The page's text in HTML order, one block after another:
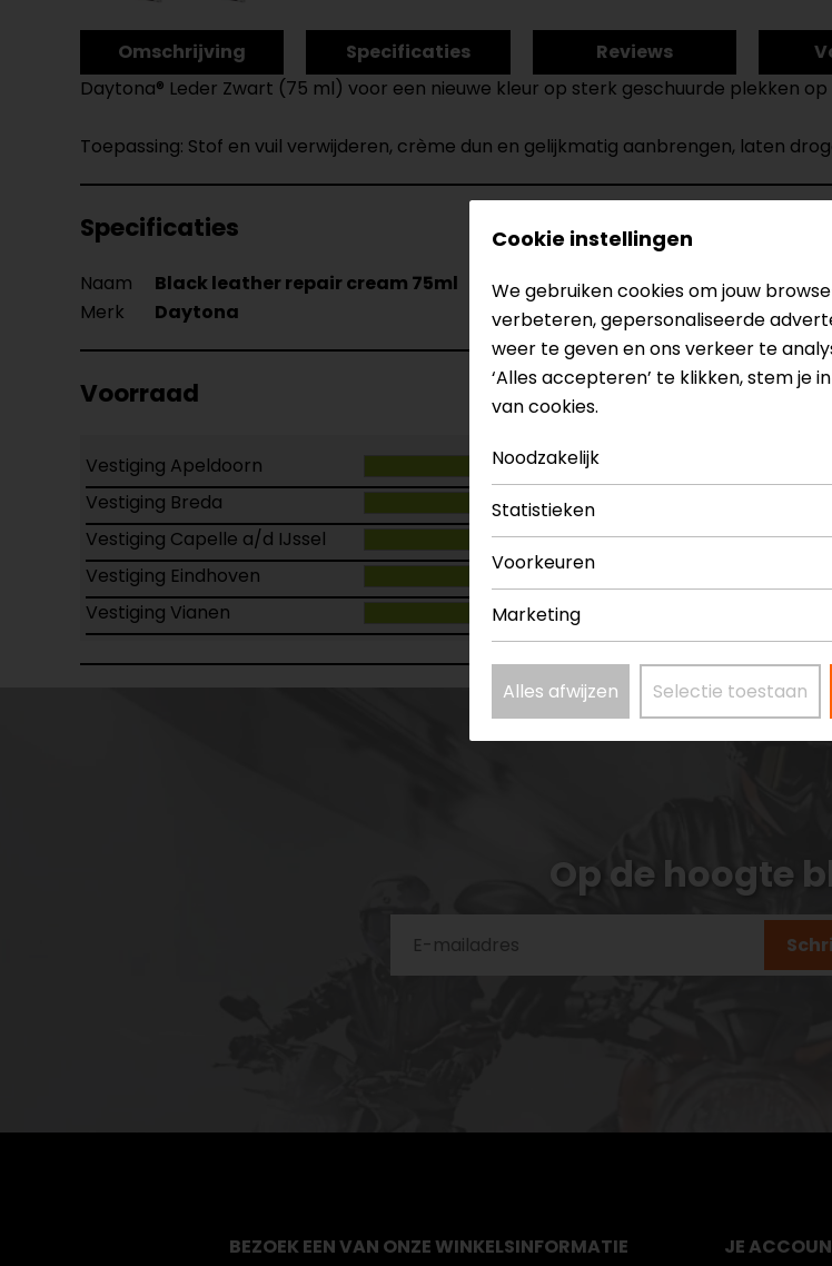
Omschrijving Specificaties Reviews
Daytona® Leder Zwart (75 ml) voor een nieuwe kleur op sterk geschuurde plekken
Toepassing: Stof en vuil verwijderen, crème dun en gelijkmatig aanbrengen, laten
Specificaties
Naam Black leather repair cream 75ml
Merk
Daytona
Voorraad
Vestiging Apeldoorn
Vestiging Breda
Vestiging Capelle a/d IJssel
Vestiging Eindhoven
Vestiging Vianen
Op de hoogte
Cookie instellingen
We gebruiken cookies om jouw
verbeteren, gepersonaliseerde
weer te geven en ons verkeer te
‘Alles accepteren’ te klikken, stem je
van cookies.
Noodzakelijk
Statistieken
Voorkeuren
Marketing
Alles afwijzen Selectie toestaan
BEZOEK EEN VAN ONZE WINKELSINFORMATIE JE